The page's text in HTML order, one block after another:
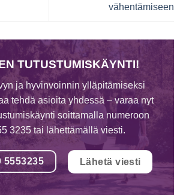
vähentämiseen
TUTUSTUMISKÄYNTI!
ja hyvinvoinnin ylläpitämiseksi
tehdä asioita yhdessä – varaa nyt
soittamalla numeroon
3235 tai lähettämällä viesti.
5553235 Lähetä viesti